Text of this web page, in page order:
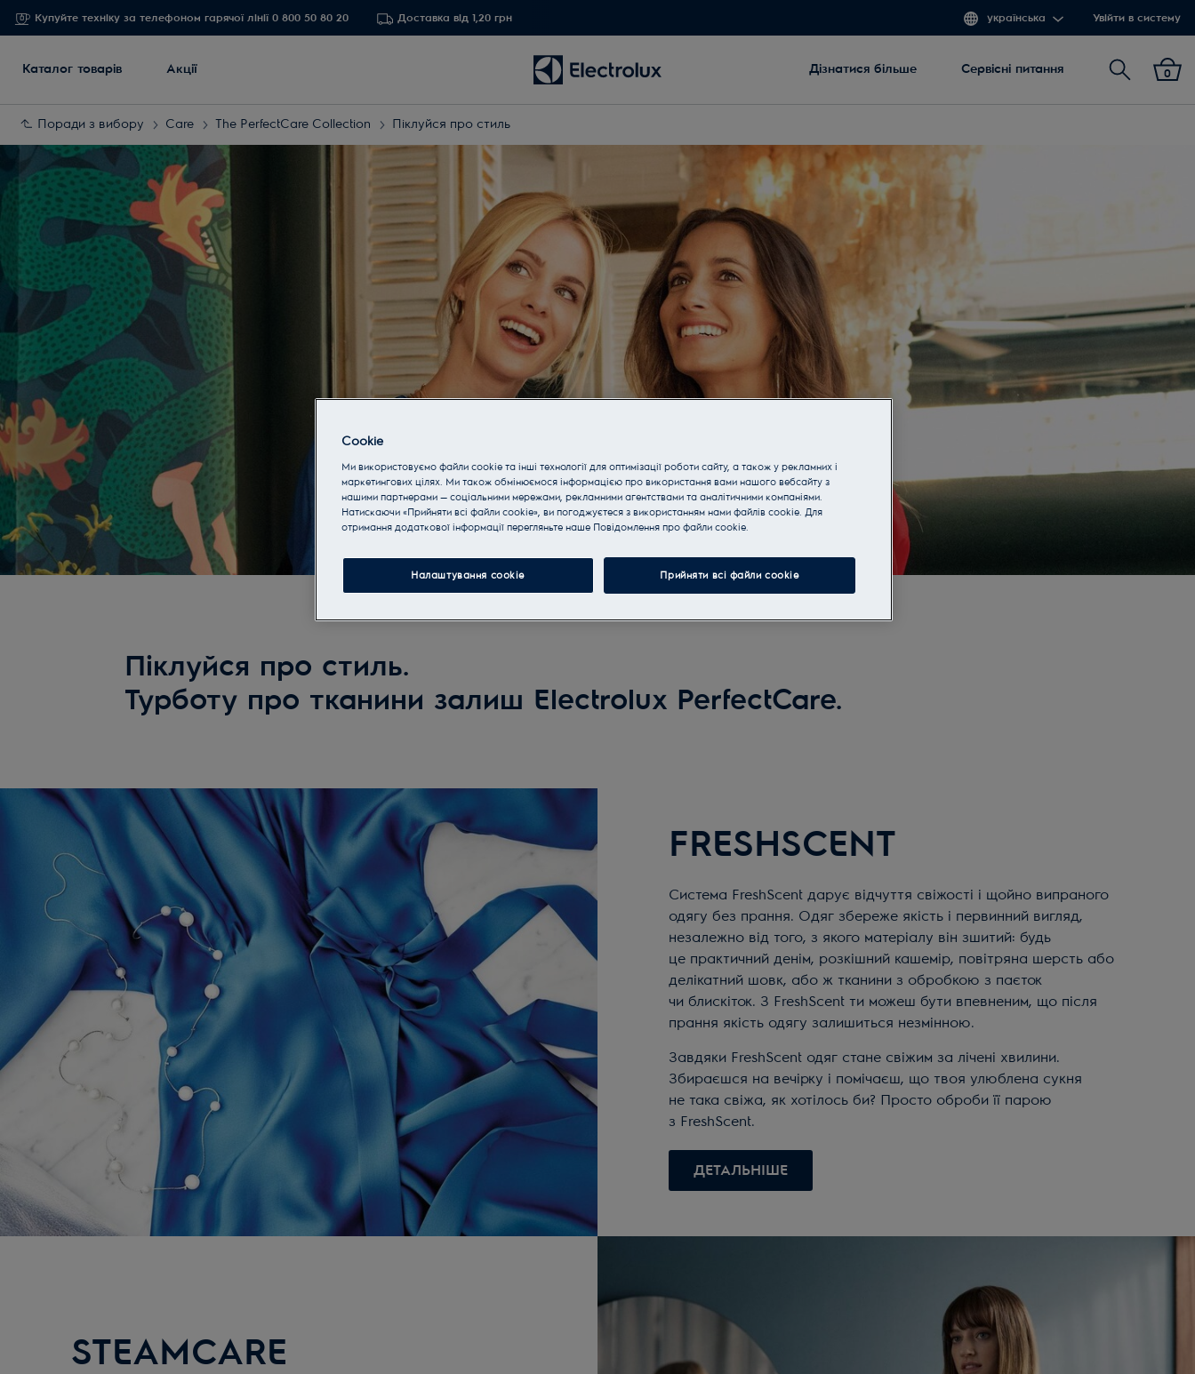
Купуйте техніку за телефоном гарячої лінії 0 800 50 80 20 Доставка від 1,20 грн українська Увійти в систему
Каталог товарів Акції Дізнатися більше Сервісні питання Пошук
0
Поради з вибору Care The PerfectCare Collection Піклуйся про стиль
Піклуйся про стиль.
Турботу про тканини залиш Electrolux PerfectCare.
FRESHSCENT
Система FreshScent дарує відчуття свіжості і щойно випраного
одягу без прання. Одяг збереже якість і первинний вигляд,
незалежно від того, з якого матеріалу він зшитий: будь
це практичний денім, розкішний кашемір, повітряна шерсть або
делікатний шовк, або ж тканини з обробкою з паєток
чи блискіток. З FreshScent ти можеш бути впевненим, що після
прання якість одягу залишиться незмінною.
Завдяки FreshScent одяг стане свіжим за лічені хвилини.
Збираєшся на вечірку і помічаєш, що твоя улюблена сукня
не така свіжа, як хотілось би? Просто оброби її парою
з FreshScent.
ДЕТАЛЬНІШЕ
STEAMCARE
Cookie
Ми використовуємо файли cookie та інші технології для оптимізації роботи сайту, а також у рекламних і
маркетингових цілях. Ми також обмінюємося інформацією про використання вами нашого вебсайту з
нашими партнерами — соціальними мережами, рекламними агентствами та аналітичними компаніями.
Натискаючи «Прийняти всі файли cookie», ви погоджуєтеся з використанням нами файлів cookie. Для
отримання додаткової інформації перегляньте наше Пoвідомлення прo файли cookie.
Налаштування cookie Прийняти всі файли сookie